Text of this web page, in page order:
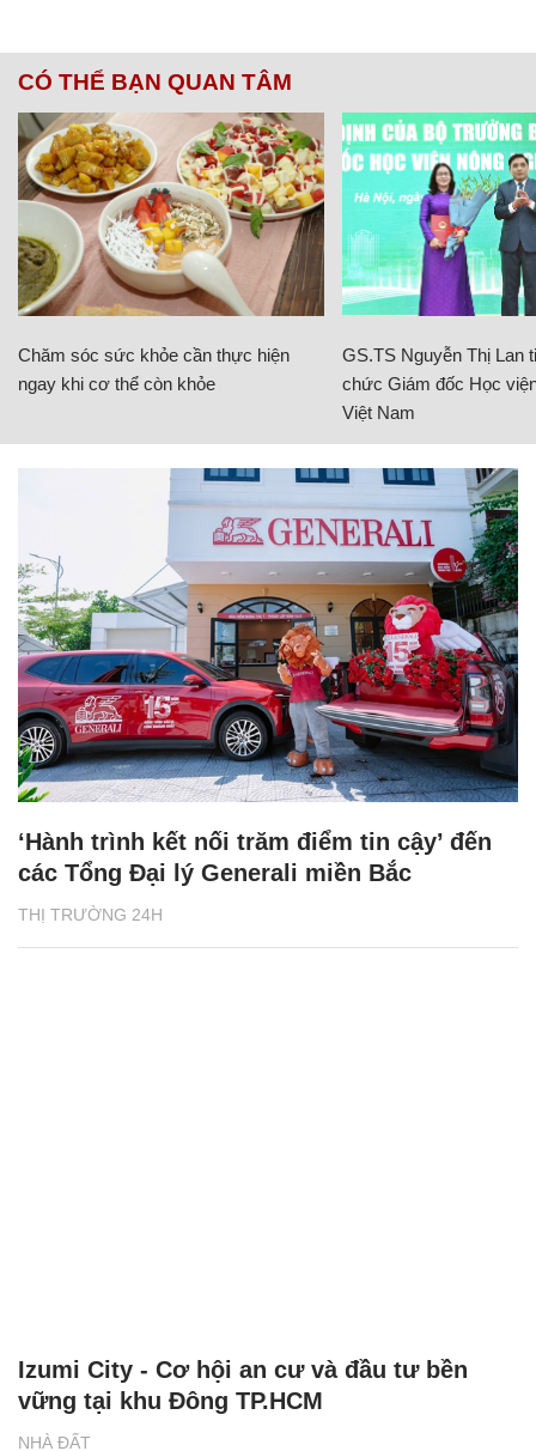
CÓ THỂ BẠN QUAN TÂM
Chăm sóc sức khỏe cần thực hiện
ngay khi cơ thể còn khỏe
GS.TS Nguyễn Thị Lan
chức Giám đốc Học
Việt Nam
THỊ TRƯỜNG 24H
‘Hành trình kết nối trăm điểm tin cậy’ đến
các Tổng Đại lý Generali miền Bắc
NHÀ ĐẤT
Izumi City - Cơ hội an cư và đầu tư bền
vững tại khu Đông TP.HCM